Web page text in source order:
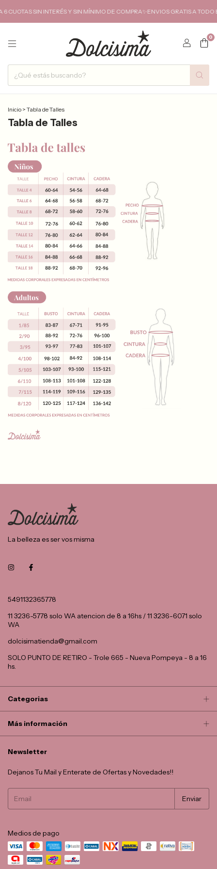
CUOTAS SIN INTERÉS Y SIN MÍNIMO DE COMPRA✨ENVIOS GRATIS A TODO
0
Inicio > Tabla de Talles
Tabla de Talles
La belleza es ser vos misma
5491132365778
11 3236-5778 solo WA atencion de 8 a 16hs / 11 3236-6071 solo
WA
dolcisimatienda@gmail.com
SOLO PUNTO DE RETIRO - Trole 665 - Nueva Pompeya - 8 a 16
hs.
Categorias
Más información
Newsletter
Dejanos Tu Mail y Enterate de Ofertas y Novedades!!
Medios de pago